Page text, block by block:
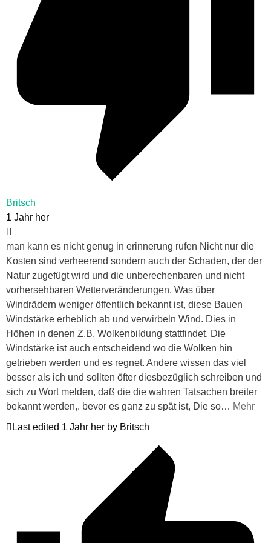
Britsch
1 Jahr her
man kann es nicht genug in erinnerung rufen Nicht nur die
Kosten sind verheerend sondern auch der Schaden, der der
Natur zugefügt wird und die unberechenbaren und nicht
vorhersehbaren Wetterveränderungen. Was über
Windrädern weniger öffentlich bekannt ist, diese Bauen
Windstärke erheblich ab und verwirbeln Wind. Dies in
Höhen in denen Z.B. Wolkenbildung stattfindet. Die
Windstärke ist auch entscheidend wo die Wolken hin
getrieben werden und es regnet. Andere wissen das viel
besser als ich und sollten öfter diesbezüglich schreiben und
sich zu Wort melden, daß die die wahren Tatsachen breiter
bekannt werden,. bevor es ganz zu spät ist, Die so… Mehr
Last edited 1 Jahr her by Britsch